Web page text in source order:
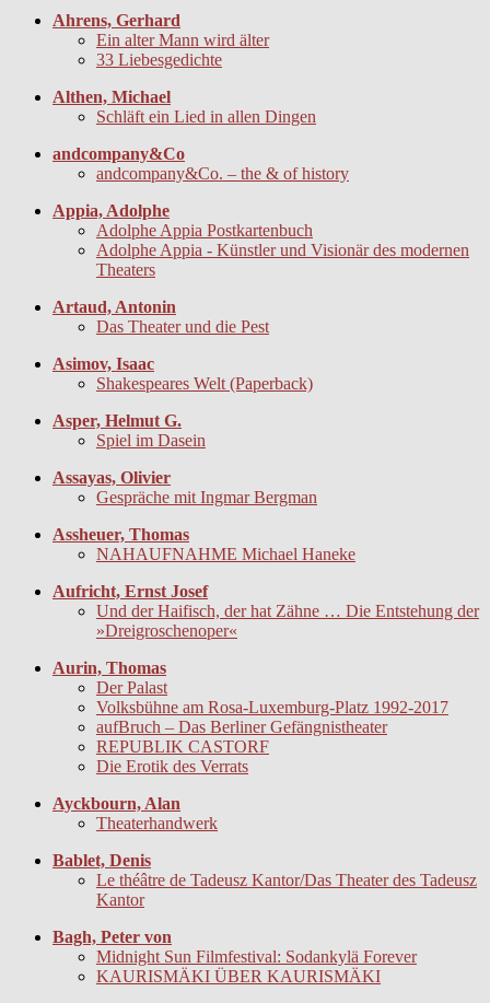
Ahrens, Gerhard
Ein alter Mann wird älter
33 Liebesgedichte
Althen, Michael
Schläft ein Lied in allen Dingen
andcompany&Co
andcompany&Co. – the & of history
Appia, Adolphe
Adolphe Appia Postkartenbuch
Adolphe Appia - Künstler und Visionär des modernen
Theaters
Artaud, Antonin
Das Theater und die Pest
Asimov, Isaac
Shakespeares Welt (Paperback)
Asper, Helmut G.
Spiel im Dasein
Assayas, Olivier
Gespräche mit Ingmar Bergman
Assheuer, Thomas
NAHAUFNAHME Michael Haneke
Aufricht, Ernst Josef
Und der Haifisch, der hat Zähne … Die Entstehung der
»Dreigroschenoper«
Aurin, Thomas
Der Palast
Volksbühne am Rosa-Luxemburg-Platz 1992-2017
aufBruch – Das Berliner Gefängnistheater
REPUBLIK CASTORF
Die Erotik des Verrats
Ayckbourn, Alan
Theaterhandwerk
Bablet, Denis
Le théâtre de Tadeusz Kantor/Das Theater des Tadeusz
Kantor
Bagh, Peter von
Midnight Sun Filmfestival: Sodankylä Forever
KAURISMÄKI ÜBER KAURISMÄKI